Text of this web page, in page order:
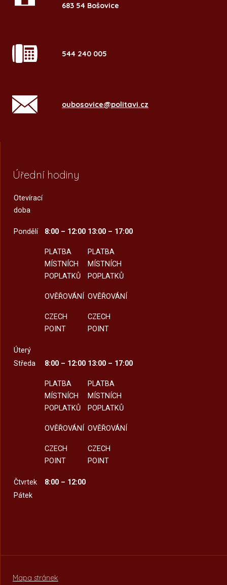
683 54 Bošovice
544 240 005
oubosovice@politavi.cz
Úřední hodiny
Otevírací
doba
Pondělí 8:00 – 12:00
PLATBA
MÍSTNÍCH
POPLATKŮ
OVĚŘOVÁNÍ
CZECH
POINT
13:00 – 17:00
PLATBA
MÍSTNÍCH
POPLATKŮ
OVĚŘOVÁNÍ
CZECH
POINT
Úterý
Středa
8:00 – 12:00
PLATBA
MÍSTNÍCH
POPLATKŮ
OVĚŘOVÁNÍ
CZECH
POINT
13:00 – 17:00
PLATBA
MÍSTNÍCH
POPLATKŮ
OVĚŘOVÁNÍ
CZECH
POINT
Čtvrtek
8:00 – 12:00
Pátek
Mapa stránek